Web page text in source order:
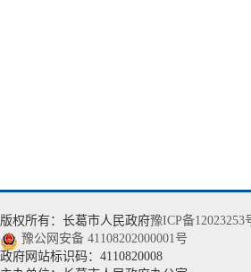
版权所有：长葛市人民政府豫ICP备12023253
豫公网安备 41108202000001号
政府网站标识码：4110820008